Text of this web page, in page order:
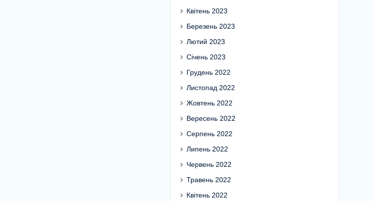
Квітень 2023
Березень 2023
Лютий 2023
Січень 2023
Грудень 2022
Листопад 2022
Жовтень 2022
Вересень 2022
Серпень 2022
Липень 2022
Червень 2022
Травень 2022
Квітень 2022